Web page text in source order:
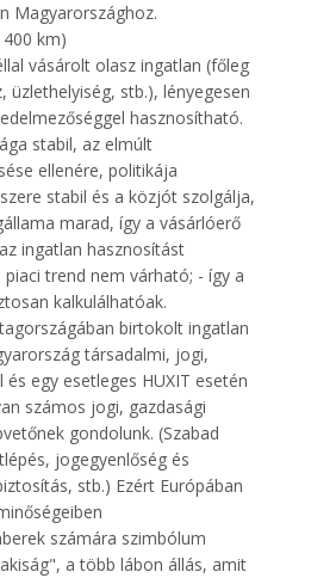
Magyarországhoz.
km)
vásárolt olasz ingatlan (főleg
üzlethelyiség, stb.), lényegesen
hasznosítható.
stabil, az elmúlt
ellenére, politikája
stabil és a közjót szolgálja,
marad, így a vásárlóerő
ingatlan hasznosítást
trend nem várható; - így a
kalkulálhatóak.
birtokolt ingatlan
társadalmi, jogi,
és egy esetleges HUXIT esetén
számos jogi, gazdasági
gondolunk. (Szabad
jogegyenlőség és
stb.) Ezért Európában
számára szimbólum
a több lábon állás, amit